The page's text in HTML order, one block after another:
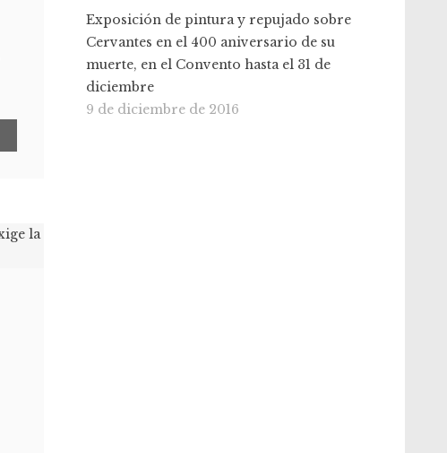
Exposición de pintura y repujado sobre
Cervantes en el 400 aniversario de su
muerte, en el Convento hasta el 31 de
diciembre
9 de diciembre de 2016